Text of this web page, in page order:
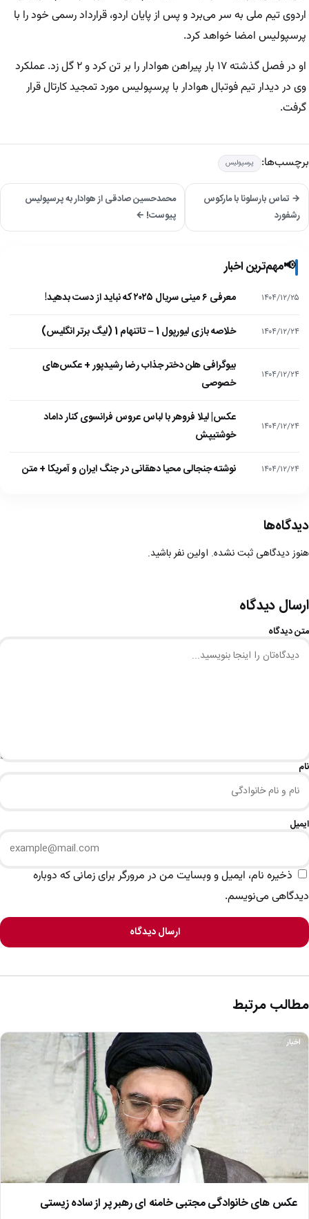
اردوی تیم ملی به سر می‌برد و پس از پایان اردو، قرارداد رسمی خود را با
پرسپولیس امضا خواهد کرد.
او در فصل گذشته ۱۷ بار پیراهن هوادار را بر تن کرد و ۲ گل زد. عملکرد
وی در دیدار تیم فوتبال هوادار با پرسپولیس مورد تمجید کارتال قرار
گرفت.
برچسب‌ها: پرسپولیس
→ تماس بارسلونا با مارکوس
رشفورد
محمدحسین صادقی از هوادار به پرسپولیس
پیوست! ←
📢مهم‌ترین اخبار
۱۴۰۴/۱۲/۲۵ معرفی ۶ مینی سریال ۲۰۲۵ که نباید از دست بدهید!
۱۴۰۴/۱۲/۲۴ خلاصه بازی لیورپول 1 – تاتنهام 1 (لیگ برتر انگلیس)
۱۴۰۴/۱۲/۲۴
بیوگرافی هلن دختر جذاب رضا رشیدپور + عکس‌های
خصوصی
۱۴۰۴/۱۲/۲۴
عکس| لیلا فروهر با لباس عروس فرانسوی کنار داماد
خوشتیپش
۱۴۰۴/۱۲/۲۴ نوشته جنجالی محیا دهقانی در جنگ ایران و آمریکا + متن
دیدگاه‌ها
هنوز دیدگاهی ثبت نشده. اولین نفر باشید.
ارسال دیدگاه
متن دیدگاه
نام
ایمیل
ذخیره نام، ایمیل و وبسایت من در مرورگر برای زمانی که دوباره
دیدگاهی می‌نویسم.
ارسال دیدگاه
مطالب مرتبط
اخبار
عکس های خانوادگی مجتبی خامنه ای رهبر پر از ساده زیستی